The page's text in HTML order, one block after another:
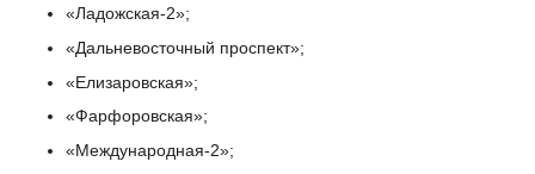
«Ладожская-2»;
«Дальневосточный проспект»;
«Елизаровская»;
«Фарфоровская»;
«Международная-2»;